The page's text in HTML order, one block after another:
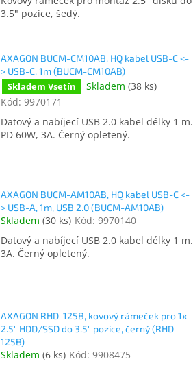
3.5" pozice, šedý.
AXAGON BUCM-CM10AB, HQ kabel USB-C <-
> USB-C, 1m (BUCM-CM10AB)
Skladem Vsetín Skladem (38 ks)
Kód: 9970171
Datový a nabíjecí USB 2.0 kabel délky 1 m.
PD 60W, 3A. Černý opletený.
AXAGON BUCM-AM10AB, HQ kabel USB-C <-
> USB-A, 1m, USB 2.0 (BUCM-AM10AB)
Skladem (30 ks) Kód: 9970140
Datový a nabíjecí USB 2.0 kabel délky 1 m.
3A. Černý opletený.
AXAGON RHD-125B, kovový rámeček pro 1x
2.5" HDD/SSD do 3.5" pozice, černý (RHD-
125B)
Skladem (6 ks) Kód: 9908475